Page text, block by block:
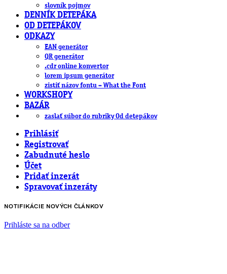
slovník pojmov
DENNÍK DETEPÁKA
OD DETEPÁKOV
ODKAZY
EAN generátor
QR generátor
.cdr online konvertor
lorem ipsum generátor
zistiť názov fontu – What the Font
WORKSHOPY
BAZÁR
zaslať súbor do rubriky Od detepákov
Prihlásiť
Registrovať
Zabudnuté heslo
Účet
Pridať inzerát
Spravovať inzeráty
NOTIFIKÁCIE NOVÝCH ČLÁNKOV
Prihláste sa na odber